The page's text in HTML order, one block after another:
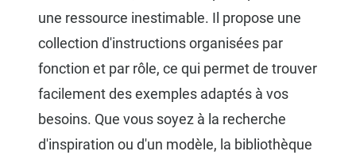
une ressource inestimable. Il propose une
collection d'instructions organisées par
fonction et par rôle, ce qui permet de trouver
facilement des exemples adaptés à vos
besoins. Que vous soyez à la recherche
d'inspiration ou d'un modèle, la bibliothèque